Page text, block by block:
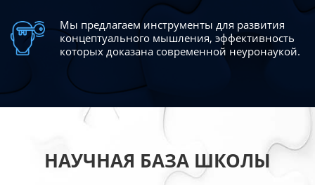
Мы предлагаем инструменты для развития
концептуального мышления, эффективность
которых доказана современной неуронаукой.
НАУЧНАЯ БАЗА ШКОЛЫ